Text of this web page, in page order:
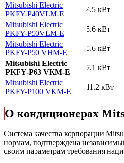
Mitsubishi Electric
PKFY-P40VLM-E
4.5 кВт
Mitsubishi Electric
PKFY-P50VLM-E
5.6 кВт
Mitsubishi Electric
PKFY-P50 VHM-E
5.6 кВт
Mitsubishi Electric
PKFY-P63 VKM-E
7.1 кВт
Mitsubishi Electric
PKFY-P100 VKM-E
11.2 кВт
О кондиционерах
Cистема качества корпорации
нормам, подтверждена
своим параметрам требования